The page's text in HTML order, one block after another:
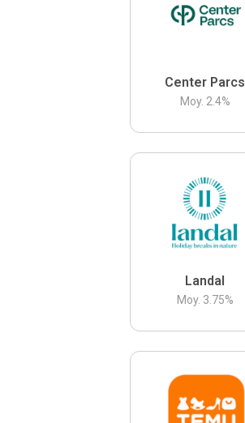
Center Parcs
Moy. 2.4%
Landal
Moy. 3.75%